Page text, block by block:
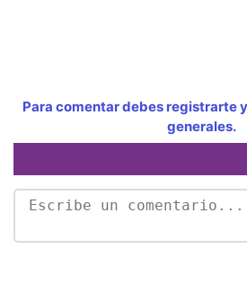
Para comentar debes registrarte
generales.